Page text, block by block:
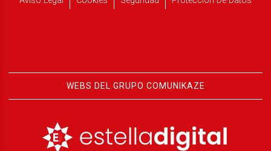
WEBS DEL GRUPO COMUNIKAZE